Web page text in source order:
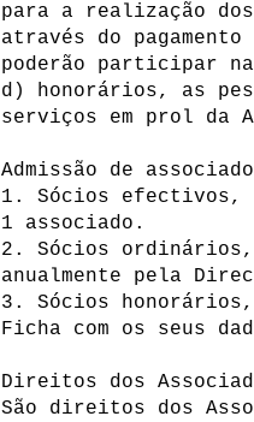
para a realização dos
através do
poderão participar
d) honorários, as
serviços em prol da
Admissão de
1. Sócios efectivos,
1 associado.
2. Sócios ordinários,
anualmente pela
3. Sócios honorários,
Ficha com os seus
Direitos dos
São direitos dos